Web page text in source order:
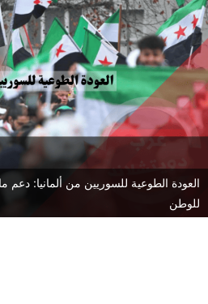
العودة الطوعية للسوريين من ألمانيا: دعم
للوطن